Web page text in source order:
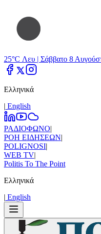
25°C Λευ | Σάββατο 8
Ελληνικά
| Εnglish
ΡΑΔΙΟΦΩΝΟ|
ΡΟΗ ΕΙΔΗΣΕΩΝ|
POLIGNOSI|
WEB TV|
Politis To The Point
Ελληνικά
| Εnglish